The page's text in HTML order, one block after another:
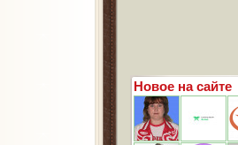
Новое на сайте